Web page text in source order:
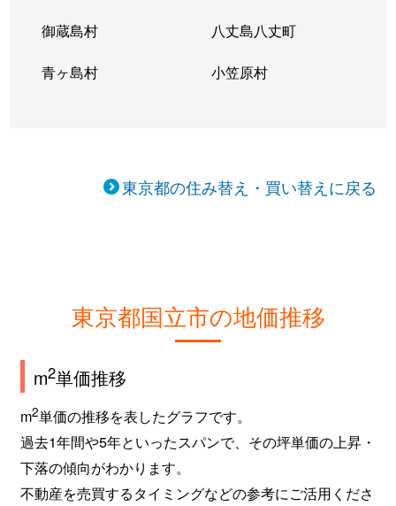
御蔵島村 八丈島八丈町
青ヶ島村 小笠原村
東京都の住み替え・買い替えに戻る
東京都国立市の地価推移
m2単価推移
m2単価の推移を表したグラフです。
過去1年間や5年といったスパンで、その坪単価の上昇・
下落の傾向がわかります。
不動産を売買するタイミングなどの参考にご活用くださ